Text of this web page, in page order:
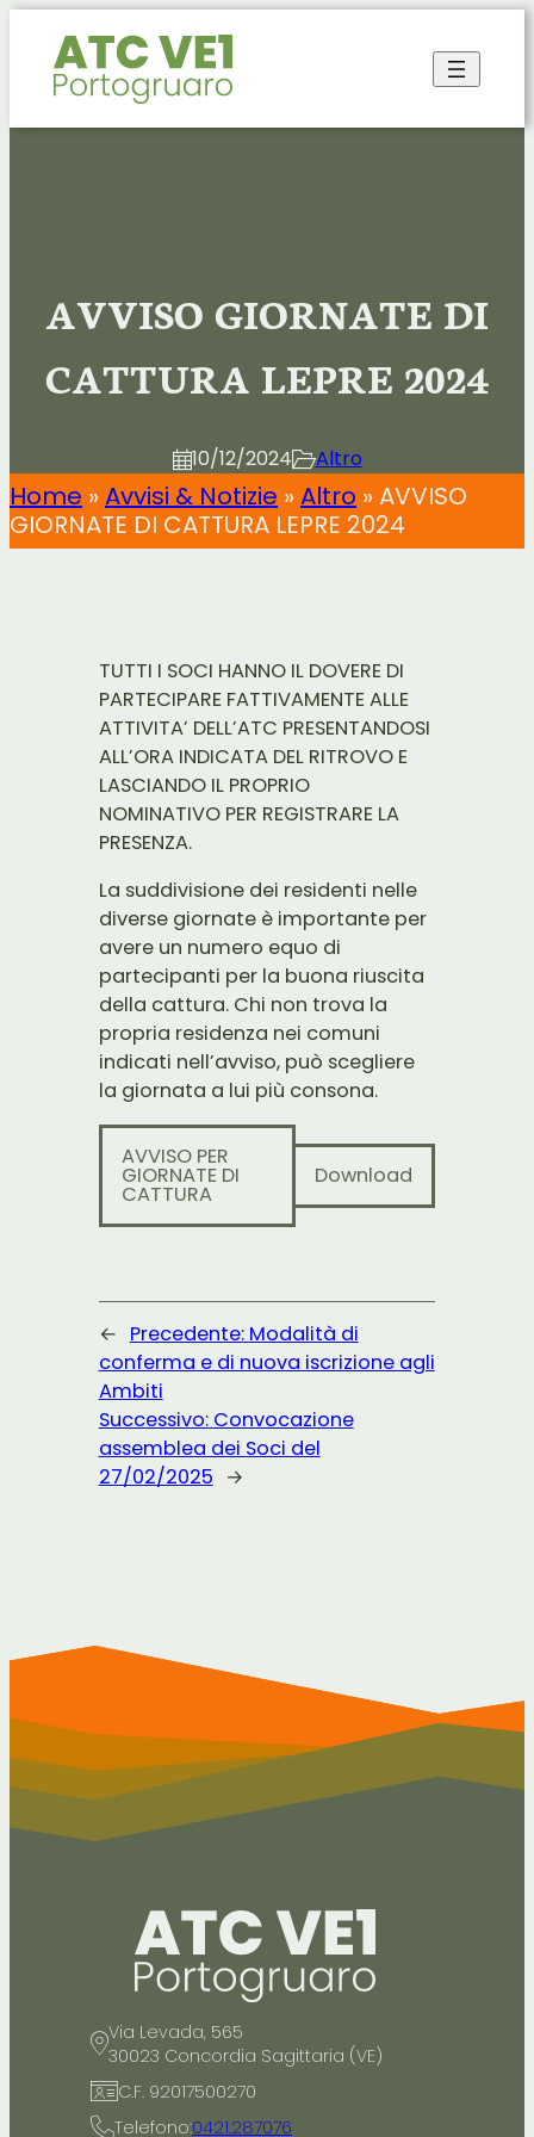
Vai
contenuto
AVVISO GIORNATE DI
CATTURA LEPRE 2024
10/12/2024 Altro
Home »Avvisi & Notizie »Altro »AVVISO
GIORNATE DI CATTURA LEPRE 2024
TUTTI I SOCI HANNO IL DOVERE DI
PARTECIPARE FATTIVAMENTE ALLE
ATTIVITA’ DELL’ATC PRESENTANDOSI
ALL’ORA INDICATA DEL RITROVO E
LASCIANDO IL PROPRIO
NOMINATIVO PER REGISTRARE LA
PRESENZA.
La suddivisione dei residenti nelle
diverse giornate è importante per
avere un numero equo di
partecipanti per la buona riuscita
della cattura. Chi non trova la
propria residenza nei comuni
indicati nell’avviso, può scegliere
la giornata a lui più consona.
AVVISO PER
GIORNATE DI
CATTURA
Download
← Precedente: Modalità di
conferma e di nuova iscrizione agli
Ambiti
Successivo: Convocazione
assemblea dei Soci del
27/02/2025 →
Via Levada, 565
30023 Concordia Sagittaria (VE)
C.F. 92017500270
Telefono:0421.287076